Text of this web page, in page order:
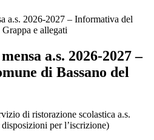
a.s. 2026-2027 – Informativa del
e allegati
a.s. 2026-2027 –
di Bassano del
di ristorazione scolastica a.s.
per l’iscrizione)